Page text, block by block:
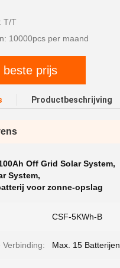
T/T
10000pcs per maand
beste prijs
Productbeschrijving
Off Grid Solar System,
System,
voor zonne-opslag
CSF-5KWh-B
Verbinding: Max. 15 Batterijen